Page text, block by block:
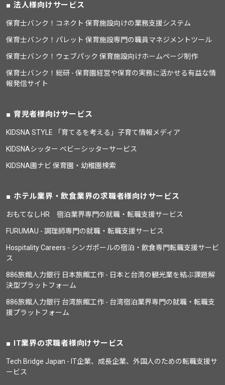
法人様向けサービス
保育士バンク！コネクト 保育施設向けの業務支援システム
保育士バンク！パレット 保育施設専門の職員マネジメントツール
保育士バンク！ウェブパック 保育施設向けホームページ制作
保育士バンク！総研 - 保育園経営や保育の実務に活かせる有益な情
報発信サイト
育児者様向けサービス
KIDSNA STYLE 「育てるを考える」子育て情報メディア
KIDSNAシッター ベビーシッターサービス
KIDSNA園ナビ 保育園・幼稚園検索
ホテル業界・飲食業界の求職者様向けサービス
おもてなしHR 宿泊業界専門の就職・転職支援サービス
FURUMAU - 調理師専門の就職・転職支援サービス
Hospitality Careers - シンガポールの宿泊・飲食専門転職支援サービ
ス
886旅館人力銀行 日本旅館工作 - 日本と台湾の観光業を結ぶ課題解
決型プラットフォーム
886旅館人力銀行 台湾旅館工作 - 台湾宿泊業界専門の就職・転職支
援プラットフォーム
IT業界の求職者様向けサービス
Tech Bridge Japan - IT企業、成長企業、外国人のための転職支援サ
ービス